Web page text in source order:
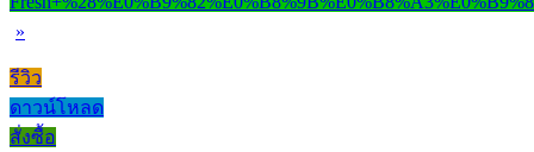
»
รีวิว
ดาวน์โหลด
สั่งซื้อ